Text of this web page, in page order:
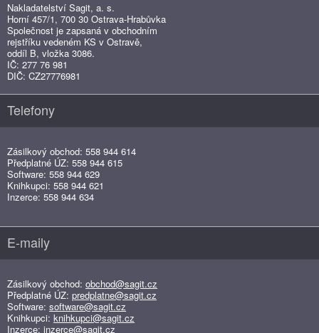
Nakladatelství Sagit, a. s.
Horní 457/1, 700 30 Ostrava-Hrabůvka
Společnost je zapsaná v obchodním
rejstříku vedeném KS v Ostravě,
oddíl B, vložka 3086.
IČ: 277 76 981
DIČ: CZ27776981
Telefony
Zásilkový obchod: 558 944 614
Předplatné ÚZ: 558 944 615
Software: 558 944 629
Knihkupci: 558 944 621
Inzerce: 558 944 634
E-maily
Zásilkový obchod: obchod@sagit.cz
Předplatné ÚZ: predplatne@sagit.cz
Software: software@sagit.cz
Knihkupci: knihkupci@sagit.cz
Inzerce: inzerce@sagit.cz